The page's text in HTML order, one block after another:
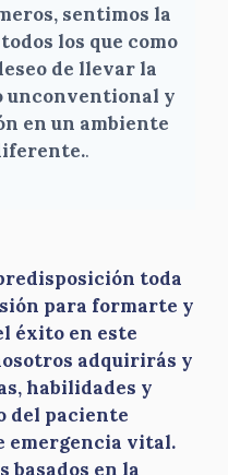
sentimos la
los que como
de llevar la
unconventional y
en un ambiente
.
toda
para formarte y
éxito en este
adquirirás y
habilidades y
del paciente
emergencia vital.
basados en la